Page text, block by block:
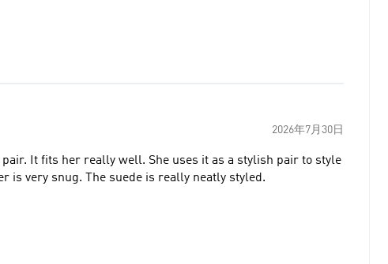
2026年7月30日
It fits her really well. She uses it as a stylish pair to style
is very snug. The suede is really neatly styled.